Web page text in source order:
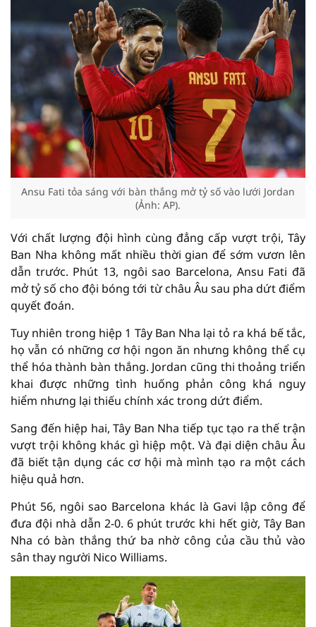
Ansu Fati tỏa sáng với bàn thắng mở tỷ số vào lưới Jordan
(Ảnh: AP).
Với chất lượng đội hình cùng đẳng cấp vượt trội, Tây
Ban Nha không mất nhiều thời gian để sớm vươn lên
dẫn trước. Phút 13, ngôi sao Barcelona, Ansu Fati đã
mở tỷ số cho đội bóng tới từ châu Âu sau pha dứt điểm
quyết đoán.
Tuy nhiên trong hiệp 1 Tây Ban Nha lại tỏ ra khá bế tắc,
họ vẫn có những cơ hội ngon ăn nhưng không thể cụ
thể hóa thành bàn thắng. Jordan cũng thi thoảng triển
khai được những tình huống phản công khá nguy
hiểm nhưng lại thiếu chính xác trong dứt điểm.
Sang đến hiệp hai, Tây Ban Nha tiếp tục tạo ra thế trận
vượt trội không khác gì hiệp một. Và đại diện châu Âu
đã biết tận dụng các cơ hội mà mình tạo ra một cách
hiệu quả hơn.
Phút 56, ngôi sao Barcelona khác là Gavi lập công để
đưa đội nhà dẫn 2-0. 6 phút trước khi hết giờ, Tây Ban
Nha có bàn thắng thứ ba nhờ công của cầu thủ vào
sân thay người Nico Williams.